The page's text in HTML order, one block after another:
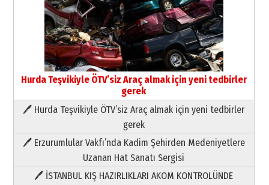
Hurda Teşvikiyle ÖTV’siz Araç almak için yeni tedbirler
gerek
🖊 Hurda Teşvikiyle ÖTV’siz Araç almak için yeni tedbirler
gerek
🖊 Erzurumlular Vakfı’nda Kadim Şehirden Medeniyetlere
Uzanan Hat Sanatı Sergisi
🖊 İSTANBUL KIŞ HAZIRLIKLARI AKOM KONTROLÜNDE
Paranın Aile Kültüründeki Yeri
03 Ağustos 2026 Pazartesi
Yıldırım Gündoğdu